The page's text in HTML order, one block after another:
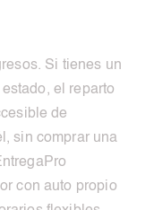
Si tienes un
el reparto
de
sin comprar una
con auto propio